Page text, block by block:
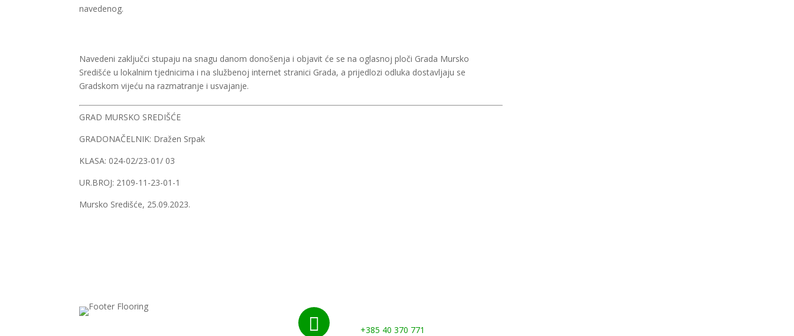
navedenog.
Navedeni zaključci stupaju na snagu danom donošenja i objavit će se na oglasnoj ploči Grada Mursko
Središće u lokalnim tjednicima i na službenoj internet stranici Grada, a prijedlozi odluka dostavljaju se
Gradskom vijeću na razmatranje i usvajanje.
GRAD MURSKO SREDIŠĆE
GRADONAČELNIK: Dražen Srpak
KLASA: 024-02/23-01/ 03
UR.BROJ: 2109-11-23-01-1
Mursko Središće, 25.09.2023.
 +385 40 370 771